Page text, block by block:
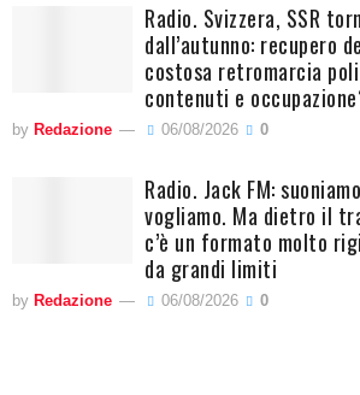
Radio. Svizzera, SSR
dall’autunno: recupero
costosa retromarcia
contenuti e
by Redazione 06/08/2026 0
Radio. Jack FM:
vogliamo. Ma dietro il
c’è un formato molto
da grandi limiti
by Redazione 06/08/2026 0